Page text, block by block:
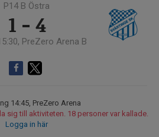
P14 B Östra
1 - 4
PreZero Arena B
14:45, PreZero Arena
sig till aktiviteten. 18 personer var kallade.
Logga in här